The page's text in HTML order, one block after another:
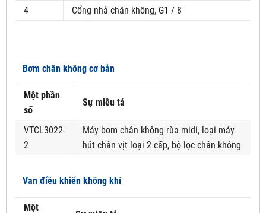
4
Cổng nhả chân không, G1 / 8
Bơm chân không cơ bản
Một phần
số
Sự miêu tả
VTCL3022-
2
Máy bơm chân không rùa midi, loại máy
hút chân vịt loại 2 cấp, bộ lọc chân không
Van điều khiển không khí
Một